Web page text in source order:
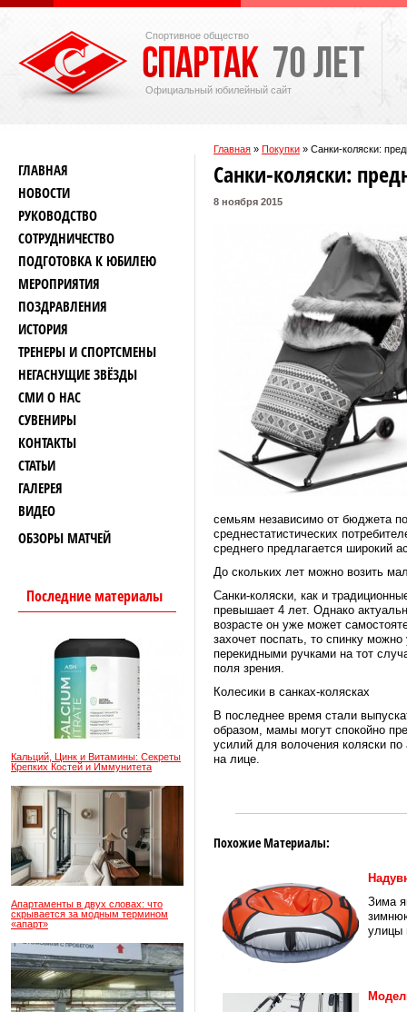
Спортивное общество
Официальный юбилейный сайт
Главная » Покупки » Санки-коляски:
ГЛАВНАЯ
НОВОСТИ
РУКОВОДСТВО
СОТРУДНИЧЕСТВО
ПОДГОТОВКА К ЮБИЛЕЮ
МЕРОПРИЯТИЯ
ПОЗДРАВЛЕНИЯ
ИСТОРИЯ
ТРЕНЕРЫ И СПОРТСМЕНЫ
НЕГАСНУЩИЕ ЗВЁЗДЫ
СМИ О НАС
СУВЕНИРЫ
КОНТАКТЫ
СТАТЬИ
ГАЛЕРЕЯ
ВИДЕО
ОБЗОРЫ МАТЧЕЙ
Последние материалы
Кальций, Цинк и Витамины: Секреты
Крепких Костей и Иммунитета
Апартаменты в двух словах: что
скрывается за модным термином
«апарт»
Санки-коляски:
8 ноября 2015
семьям независимо от бюджета
среднестатистических
среднего предлагается широкий
До скольких лет можно возить
Санки-коляски, как и
превышает 4 лет. Однако
возрасте он уже может
захочет поспать, то спинку
перекидными ручками на тот
поля зрения.
Колесики в санках-колясках
В последнее время стали
образом, мамы могут спокойно
усилий для волочения коляски
на лице.
Похожие Материалы:
Зима
улицы